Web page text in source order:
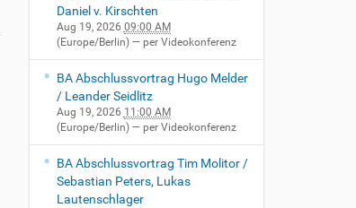
Daniel v. Kirschten
Aug 19, 2026 09:00 AM
(Europe/Berlin) — per Videokonferenz
BA Abschlussvortrag Hugo Melder
/ Leander Seidlitz
Aug 19, 2026 11:00 AM
(Europe/Berlin) — per Videokonferenz
BA Abschlussvortrag Tim Molitor /
Sebastian Peters, Lukas
Lautenschlager